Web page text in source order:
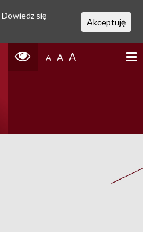
A A A
Dowiedz się
Akceptuję